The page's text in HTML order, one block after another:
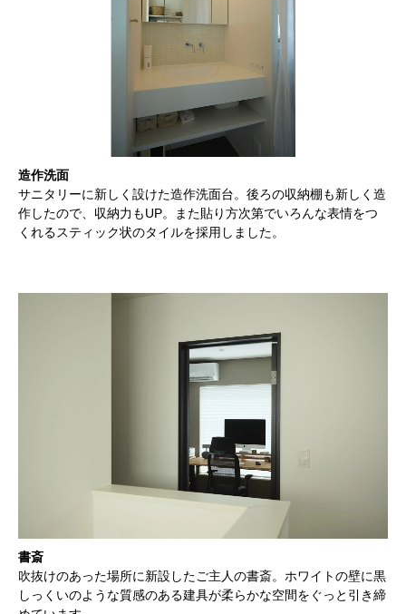
造作洗面
サニタリーに新しく設けた造作洗面台。後ろの収納棚も新しく造
作したので、収納力もUP。また貼り方次第でいろんな表情をつ
くれるスティック状のタイルを採用しました。
書斎
吹抜けのあった場所に新設したご主人の書斎。ホワイトの壁に黒
しっくいのような質感のある建具が柔らかな空間をぐっと引き締